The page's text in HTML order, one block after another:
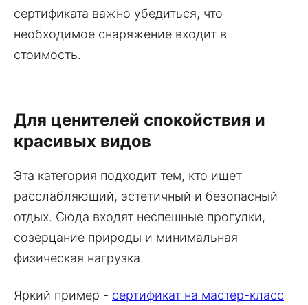
сертификата важно убедиться, что
необходимое снаряжение входит в
стоимость.
Для ценителей спокойствия и
красивых видов
Эта категория подходит тем, кто ищет
расслабляющий, эстетичный и безопасный
отдых. Сюда входят неспешные прогулки,
созерцание природы и минимальная
физическая нагрузка.
Яркий пример - сертификат на мастер-класс